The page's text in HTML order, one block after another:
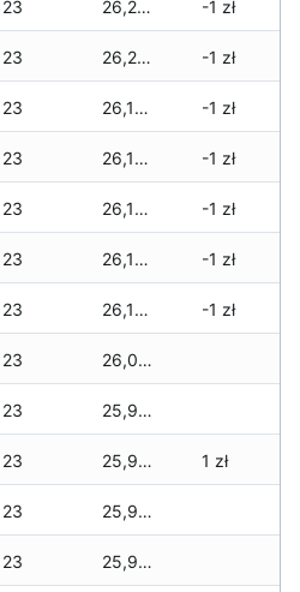
23 26,230 zł -1 zł
23 26,230 zł -1 zł
23 26,195 zł -1 zł
23 26,195 zł -1 zł
23 26,180 zł -1 zł
23 26,100 zł -1 zł
23 26,100 zł -1 zł
23 26,045 zł
23 25,965 zł
23 25,925 zł 1 zł
23 25,905 zł
23 25,905 zł